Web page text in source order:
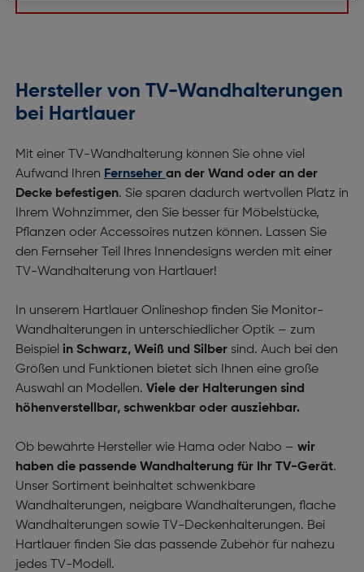
Hersteller von TV-Wandhalterungen
bei Hartlauer
Mit einer TV-Wandhalterung können Sie ohne viel
Aufwand Ihren Fernseher an der Wand oder an der
Decke befestigen. Sie sparen dadurch wertvollen Platz in
Ihrem Wohnzimmer, den Sie besser für Möbelstücke,
Pflanzen oder Accessoires nutzen können. Lassen Sie
den Fernseher Teil Ihres Innendesigns werden mit einer
TV-Wandhalterung von Hartlauer!
In unserem Hartlauer Onlineshop finden Sie Monitor-
Wandhalterungen in unterschiedlicher Optik – zum
Beispiel in Schwarz, Weiß und Silbersind. Auch bei den
Größen und Funktionen bietet sich Ihnen eine große
Auswahl an Modellen. Viele der Halterungen sind
höhenverstellbar, schwenkbar oder ausziehbar.
Ob bewährte Hersteller wie Hama oder Nabo – wir
haben die passende Wandhalterung für Ihr TV-Gerät.
Unser Sortiment beinhaltet schwenkbare
Wandhalterungen, neigbare Wandhalterungen, flache
Wandhalterungen sowie TV-Deckenhalterungen. Bei
Hartlauer finden Sie das passende Zubehör für nahezu
jedes TV-Modell.